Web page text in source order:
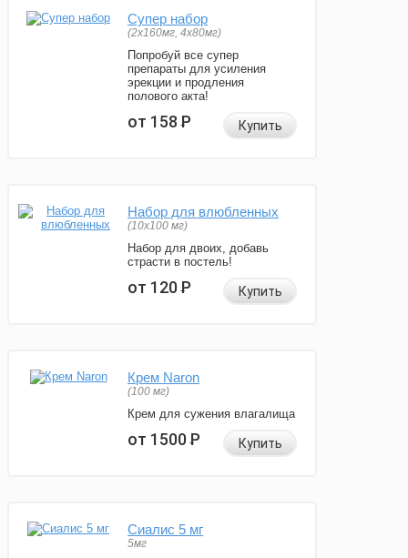
Супер набор
(2х160мг, 4х80мг)
Попробуй все супер
препараты для усиления
эрекции и продления
полового акта!
от 158Р Купить
Набор для влюбленных
(10х100 мг)
Набор для двоих, добавь
страсти в постель!
от 120Р Купить
Крем Naron
(100 мг)
Крем для сужения влагалища
от 1500Р Купить
Сиалис 5 мг
5мг